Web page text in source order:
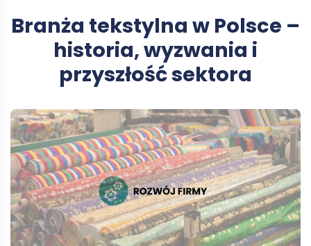
Branża tekstylna w Polsce –
historia, wyzwania i
przyszłość sektora